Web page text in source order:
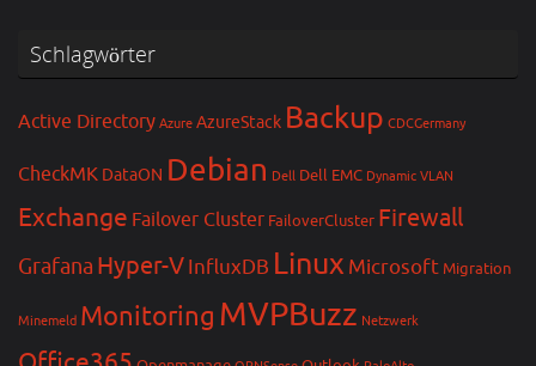
Schlagwörter
Active Directory Azure AzureStack Backup CDCGermany
CheckMK DataON Debian Dell Dell EMC Dynamic VLAN
Exchange Failover Cluster FailoverCluster Firewall
Grafana Hyper-VInfluxDB Linux Microsoft Migration
Minemeld Monitoring MVPBuzz Netzwerk